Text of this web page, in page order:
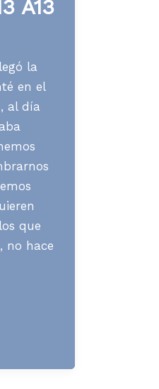
A13
la
en el
al día
que
no hace